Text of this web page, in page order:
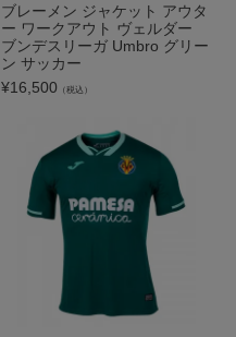
ブレーメン ジャケット アウタ
ー ワークアウト ヴェルダー
ブンデスリーガ Umbro グリー
ン サッカー
¥16,500 （税込）